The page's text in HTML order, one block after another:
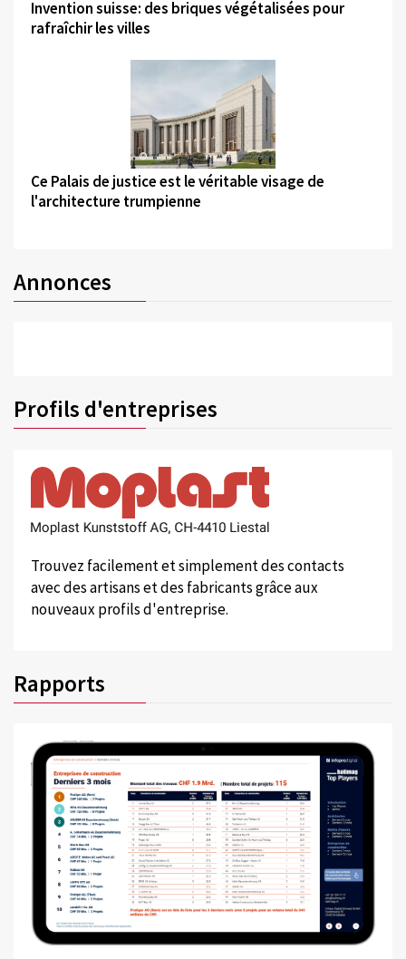
Invention suisse: des briques végétalisées pour
rafraîchir les villes
©
Ce Palais de justice est le véritable visage de
l'architecture trumpienne
Annonces
Profils d'entreprises
Trouvez facilement et simplement des contacts
avec des artisans et des fabricants grâce aux
nouveaux profils d'entreprise.
Rapports